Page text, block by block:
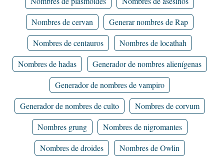
Nombres de cervan
Generar nombres de Rap
Nombres de centauros
Nombres de locathah
Nombres de hadas
Generador de nombres alienígenas
Generador de nombres de vampiro
Generador de nombres de culto
Nombres de corvum
Nombres grung
Nombres de nigromantes
Nombres de droides
Nombres de Owlin